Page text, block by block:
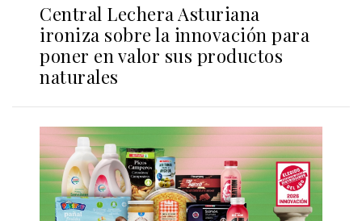
Central Lechera Asturiana
ironiza sobre la innovación para
poner en valor sus productos
naturales